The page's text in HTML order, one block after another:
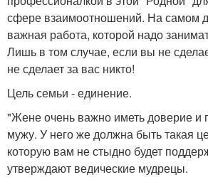
сфере взаимоотношений. На самом
важная работа, которой надо
Лишь в том случае, если вы не
не сделает за вас никто!
Цель семьи - единение.
"Жене очень важно иметь доверие и
мужу. У него же должна быть такая
которую вам не стыдно будет
утверждают ведические мудрецы.